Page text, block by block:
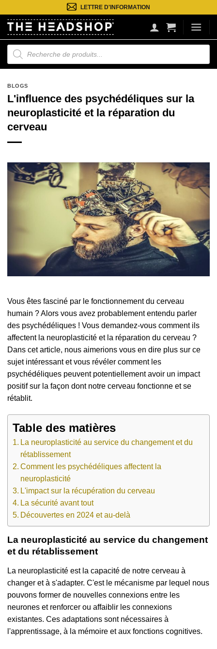
au
contenu
LETTRE D'INFORMATION
Recherche
de
produits
BLOGS
L'influence des psychédéliques sur la
neuroplasticité et la réparation du
cerveau
Vous êtes fasciné par le fonctionnement du cerveau
humain ? Alors vous avez probablement entendu parler
des psychédéliques ! Vous demandez-vous comment ils
affectent la neuroplasticité et la réparation du cerveau ?
Dans cet article, nous aimerions vous en dire plus sur ce
sujet intéressant et vous révéler comment les
psychédéliques peuvent potentiellement avoir un impact
positif sur la façon dont notre cerveau fonctionne et se
rétablit.
Table des matières
La neuroplasticité au service du changement et du
rétablissement
Comment les psychédéliques affectent la
neuroplasticité
L'impact sur la récupération du cerveau
La sécurité avant tout
Découvertes en 2024 et au-delà
La neuroplasticité au service du changement
et du rétablissement
La neuroplasticité est la capacité de notre cerveau à
changer et à s'adapter. C'est le mécanisme par lequel nous
pouvons former de nouvelles connexions entre les
neurones et renforcer ou affaiblir les connexions
existantes. Ces adaptations sont nécessaires à
l'apprentissage, à la mémoire et aux fonctions cognitives.